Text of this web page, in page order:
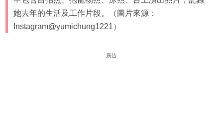
她去年的生活及工作片段。（圖片來源：
Instagram@yumichung1221）
廣告